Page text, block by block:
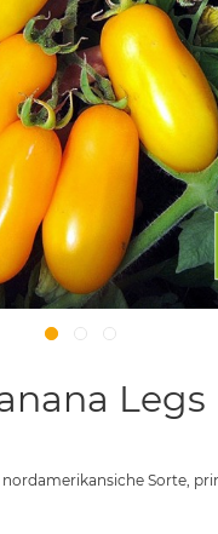
Legs
nordamerikansiche Sorte,